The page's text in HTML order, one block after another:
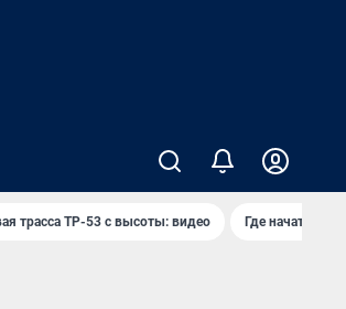
трасса ТР-53 с высоты: видео Где начать